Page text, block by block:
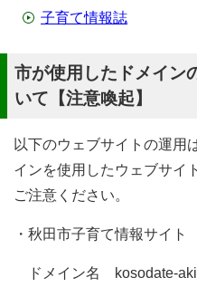
子育て情報誌
市が使用したドメイン
いて【注意喚起】
以下のウェブサイトの運用
インを使用したウェブサイ
ご注意ください。
・秋田市子育て情報サイト
ドメイン名 kosodate-